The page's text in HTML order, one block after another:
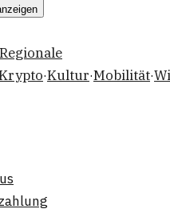
Regionale
·Kultur·Mobilität·